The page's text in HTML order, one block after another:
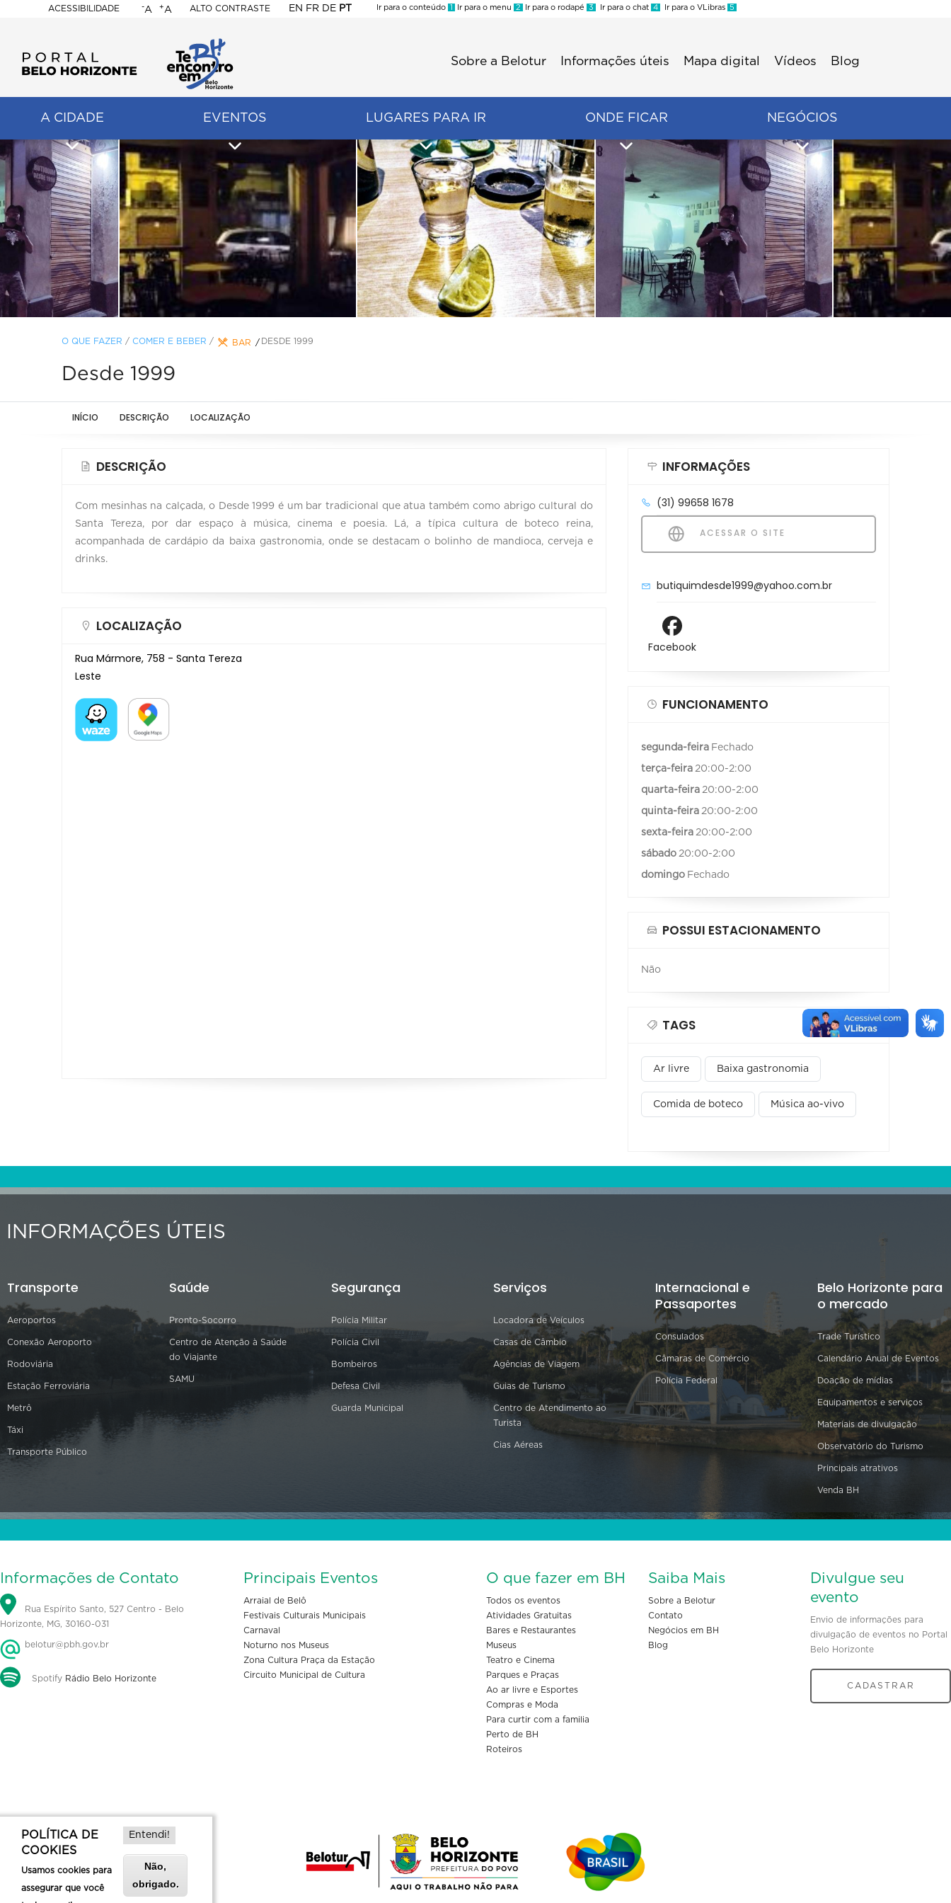
ACESSIBILIDADE
BELO
HORIZONTE
-A +A ALTO CONTRASTE EN FR DE PT
Ir para o conteúdo 1 Ir para o menu 2 Ir para o rodapé 3 Ir para o chat 4 Ir para o VLibras 5
Sobre a Belotur Informações úteis Mapa digital Vídeos Blog
A CIDADE EVENTOS LUGARES PARA IR ONDE FICAR NEGÓCIOS
O QUE FAZER / COMER E BEBER / BAR DESDE 1999
Desde 1999
INÍCIO DESCRIÇÃO LOCALIZAÇÃO
DESCRIÇÃO
Com mesinhas na calçada, o Desde 1999 é um bar tradicional que atua também como abrigo cultural do
Santa Tereza, por dar espaço à música, cinema e poesia. Lá, a típica cultura de boteco reina,
acompanhada de cardápio da baixa gastronomia, onde se destacam o bolinho de mandioca, cerveja e
drinks.
LOCALIZAÇÃO
Rua Mármore, 758 - Santa Tereza
Leste
INFORMAÇÕES
(31) 99658 1678
ACESSAR O SITE
butiquimdesde1999@yahoo.com.br
Facebook
FUNCIONAMENTO
segunda-feira Fechado
terça-feira 20:00-2:00
quarta-feira 20:00-2:00
quinta-feira 20:00-2:00
sexta-feira 20:00-2:00
sábado 20:00-2:00
domingo Fechado
POSSUI ESTACIONAMENTO
Não
TAGS
Ar livre Baixa gastronomia
Comida de boteco Música ao-vivo
INFORMAÇÕES ÚTEIS
Transporte
Aeroportos
Conexão Aeroporto
Rodoviária
Estação Ferroviária
Metrô
Táxi
Transporte Público
Saúde
Pronto-Socorro
Centro de Atenção à Saúde
do Viajante
SAMU
Segurança
Polícia Militar
Polícia Civil
Bombeiros
Defesa Civil
Guarda Municipal
Serviços
Locadora de Veículos
Casas de Câmbio
Agências de Viagem
Guias de Turismo
Centro de Atendimento ao
Turista
Cias Aéreas
Internacional e
Passaportes
Consulados
Câmaras de Comércio
Polícia Federal
Belo Horizonte para
o mercado
Trade Turístico
Calendário Anual de Eventos
Doação de mídias
Equipamentos e serviços
Materiais de divulgação
Observatório do Turismo
Principais atrativos
Venda BH
Informações de Contato
Rua Espírito Santo, 527 Centro - Belo
Horizonte, MG, 30160-031
belotur@pbh.gov.br
Spotify Rádio Belo Horizonte
Principais Eventos
Arraial de Belô
Festivais Culturais Municipais
Carnaval
Noturno nos Museus
Zona Cultura Praça da Estação
Circuito Municipal de Cultura
O que fazer em BH
Todos os eventos
Atividades Gratuitas
Bares e Restaurantes
Museus
Teatro e Cinema
Parques e Praças
Ao ar livre e Esportes
Compras e Moda
Para curtir com a familia
Perto de BH
Roteiros
Saiba Mais
Sobre a Belotur
Contato
Negócios em BH
Blog
Divulgue seu
evento
Envio de informações para
divulgação de eventos no Portal
Belo Horizonte
CADASTRAR
POLÍTICA DE
COOKIES
Usamos cookies para
assegurar que você
Entendi!
Não,
obrigado.